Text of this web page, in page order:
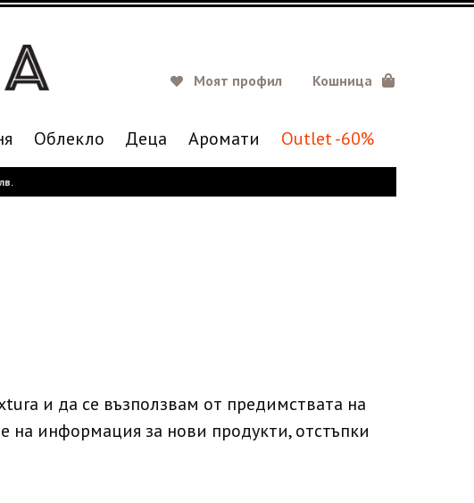
Моят профил Кошница
Oблекло Деца Аромати Outlet -60%
и да се възползвам от предимстватa на
на информация за нови продукти, отстъпки